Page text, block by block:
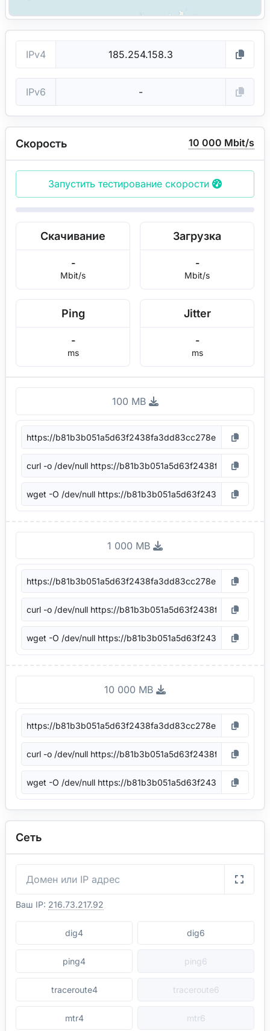
IPv4
IPv6
Скорость 10 000 Mbit/s
Запустить тестирование скорости
Скачивание
-
Mbit/s
Загрузка
-
Mbit/s
Ping
-
ms
Jitter
-
ms
100 MB
1 000 MB
10 000 MB
Сеть
Ваш IP: 216.73.217.92
dig4 dig6
ping4 ping6
traceroute4 traceroute6
mtr4 mtr6